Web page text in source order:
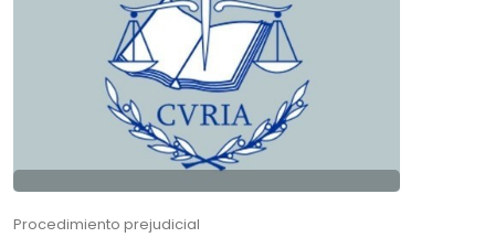
Procedimiento prejudicial